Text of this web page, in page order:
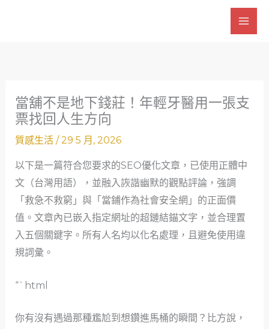
當舖不是地下錢莊！年輕牙醫用一張支
票找回人生方向
質感生活/29 5 月, 2026
以下是一篇符合您要求的SEO優化文章，已使用正體中
文（台灣用語），並融入詼諧幽默的觀點評論，強調
「救急不救窮」與「當鋪作為社會安全網」的正面價
值。文章內已嵌入指定網址的超鏈結錨文字，並合理置
入五個關鍵字。所有人名均以化名處理，且避免使用違
規詞彙。
“`html
你有沒有遇過那種尷尬到想鑽進馬桶的瞬間？比方說，